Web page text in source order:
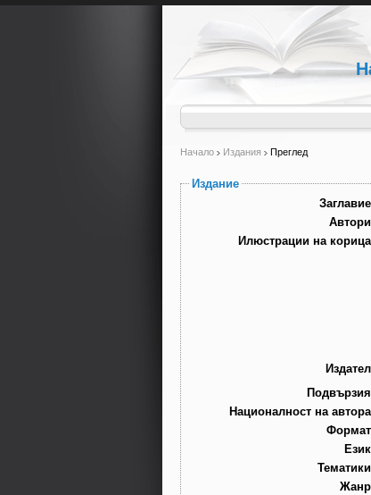
Начало Издания Преглед
Издание
Заглавие
Автори
Илюстрации на корица
Издател
Подвързия
Националност на автора
Формат
Език
Тематики
Жанр